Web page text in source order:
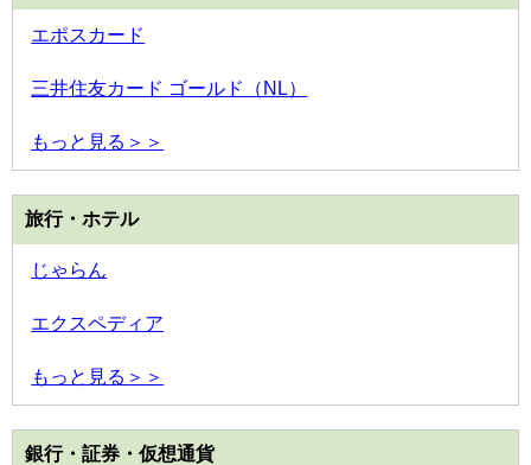
エポスカード
三井住友カード ゴールド（NL）
もっと見る＞＞
旅行・ホテル
じゃらん
エクスペディア
もっと見る＞＞
銀行・証券・仮想通貨